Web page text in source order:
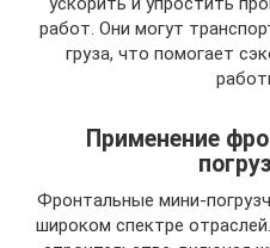
работ. Они могут
груза, что помогает
Применение
Фронтальные мини-
широком спектре